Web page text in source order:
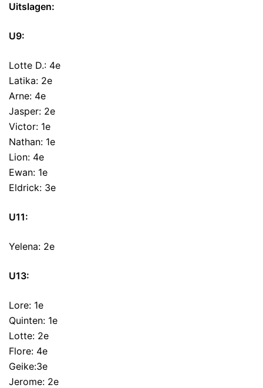
Uitslagen:
U9:
Lotte D.: 4e
Latika: 2e
Arne: 4e
Jasper: 2e
Victor: 1e
Nathan: 1e
Lion: 4e
Ewan: 1e
Eldrick: 3e
U11:
Yelena: 2e
U13:
Lore: 1e
Quinten: 1e
Lotte: 2e
Flore: 4e
Geike:3e
Jerome: 2e